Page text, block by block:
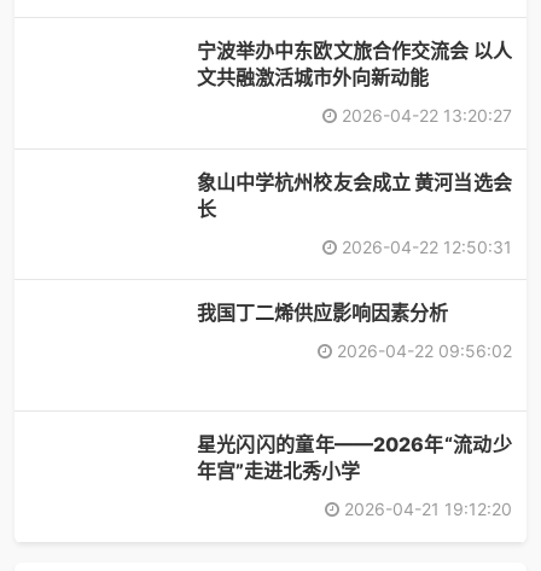
宁波举办中东欧文旅合作交流会 以人
文共融激活城市外向新动能
2026-04-22 13:20:27
象山中学杭州校友会成立 黄河当选会
长
2026-04-22 12:50:31
​我国丁二烯供应影响因素分析
2026-04-22 09:56:02
星光闪闪的童年——2026年“流动少
年宫”走进北秀小学
2026-04-21 19:12:20